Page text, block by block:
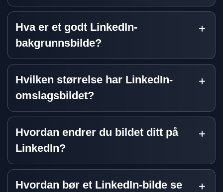
Hva er et godt LinkedIn-
bakgrunnsbilde?
Hvilken størrelse har LinkedIn-
omslagsbildet?
Hvordan endrer du bildet ditt på
LinkedIn?
Hvordan bør et LinkedIn-bilde se